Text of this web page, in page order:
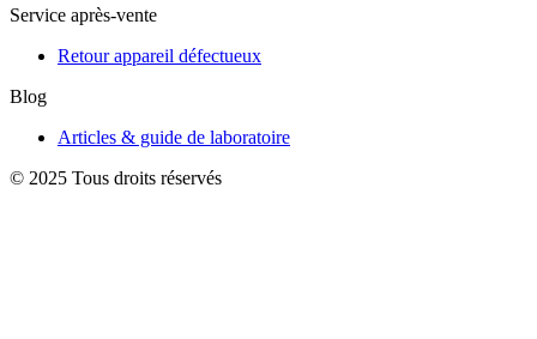
Service après-vente
Retour appareil défectueux
Blog
Articles & guide de laboratoire
© 2025 Tous droits réservés